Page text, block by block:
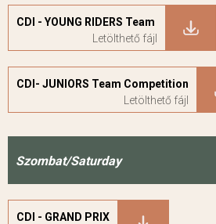
CDI - YOUNG RIDERS Team
CDI- JUNIORS Team Competition
Szombat/Saturday
CDI - GRAND PRIX